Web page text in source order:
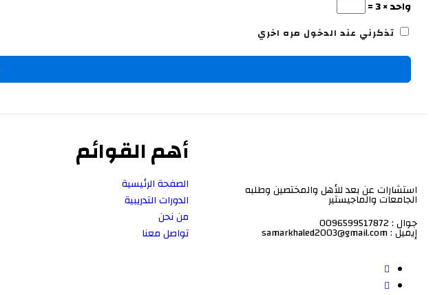
واحد × 3 =
تذكرني عند الدخول مره اخري
استشارات عن بعد للأهل والمختصين وطلبه
الجامعات والماجيستير
جوال : 0096599517872
إيميل : samarkhaled2003@gmail.com
أهم القوائم
الصفحة الرئيسية
الدورات التدريبية
من نحن
تواصل معنا